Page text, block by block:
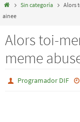
InicioSin categoría
Alors
ainee
Alors toi-
meme
Programador DIF